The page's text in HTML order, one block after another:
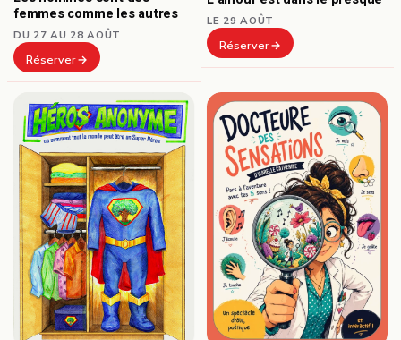
femmes comme les autres
DU 27 AU 28 AOÛT
Réserver
LE 29 AOÛT
Réserver